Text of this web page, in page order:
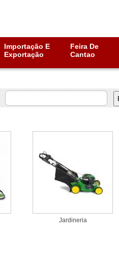
Importação E
Exportação
Feira De
Cantao
Jardineria